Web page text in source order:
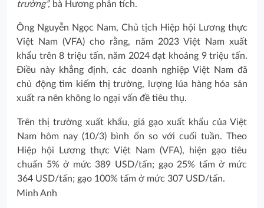
trường”, bà Hương phân tích.
Ông Nguyễn Ngọc Nam, Chủ tịch Hiệp hội Lương thực
Việt Nam (VFA) cho rằng, năm 2023 Việt Nam xuất
khẩu trên 8 triệu tấn, năm 2024 đạt khoảng 9 triệu tấn.
Điều này khẳng định, các doanh nghiệp Việt Nam đã
chủ động tìm kiếm thị trường, lượng lúa hàng hóa sản
xuất ra nên không lo ngại vấn đề tiêu thụ.
Trên thị trường xuất khẩu, giá gạo xuất khẩu của Việt
Nam hôm nay (10/3) bình ổn so với cuối tuần. Theo
Hiệp hội Lương thực Việt Nam (VFA), hiện gạo tiêu
chuẩn 5% ở mức 389 USD/tấn; gạo 25% tấm ở mức
364 USD/tấn; gạo 100% tấm ở mức 307 USD/tấn.
Minh Anh